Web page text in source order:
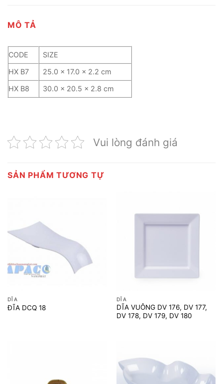
MÔ TẢ
CODE
SIZE
HX B7
25.0 x 17.0 x 2.2 cm
HX B8
30.0 x 20.5 x 2.8 cm
Vui lòng đánh giá
SẢN PHẨM TƯƠNG TỰ
DĨA
ĐĨA DCQ 18
DĨA
DĨA VUÔNG DV 176, DV 177,
DV 178, DV 179, DV 180